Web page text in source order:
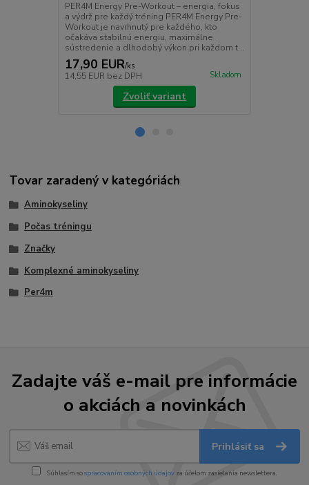
PER4M Energy Pre-Workout – energia, fokus
a výdrž pre každý tréning PER4M Energy Pre-
Workout je navrhnutý pre každého, kto
očakáva stabilnú energiu, maximálne
sústredenie a dlhodobý výkon pri každom t...
17,90 EUR/ks
14,55 EUR bez DPH Skladom
Zvoliť variant
Tovar zaradený v kategóriách
Aminokyseliny
Počas tréningu
Značky
Komplexné aminokyseliny
Per4m
Zadajte váš e-mail pre informácie
o akciách a novinkách
Prihlásiť sa
Súhlasím sospracovaním osobných údajov za účelom zasielania newslettera.